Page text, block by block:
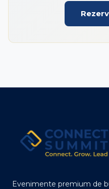
Evenimente premium de